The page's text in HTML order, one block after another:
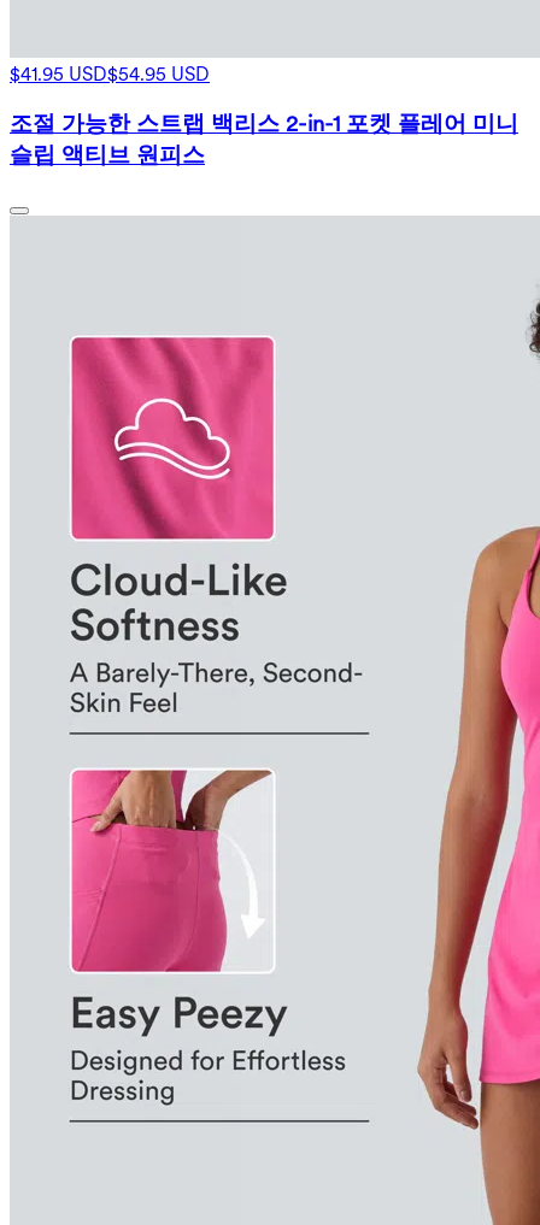
$41.95 USD$54.95 USD
조절 가능한 스트랩 백리스 2-in-1 포켓 플레어 미니
슬립 액티브 원피스